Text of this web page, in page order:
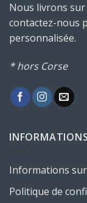
Nous livrons
contactez-nous
personnalisée.
* hors Corse
INFORMATIONS
Informations
Politique de